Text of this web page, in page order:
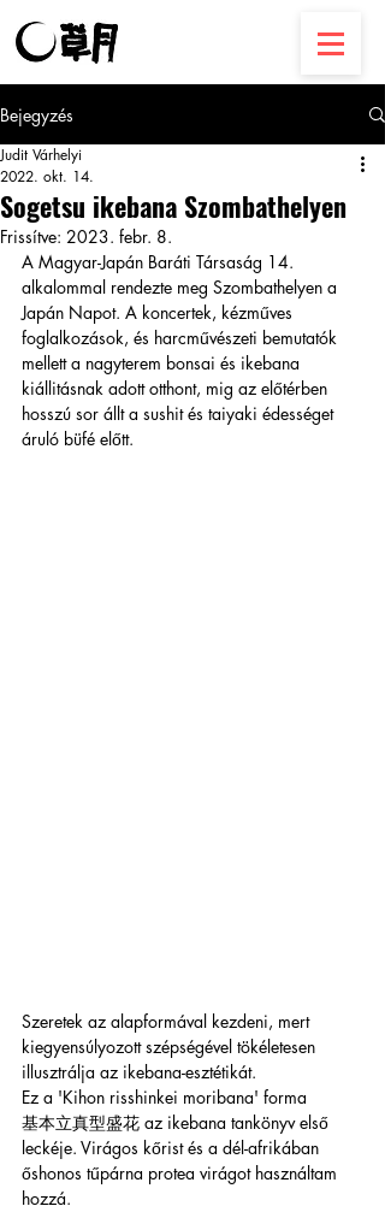
Bejegyzés
Sogetsu ikebana Szombathelyen
Judit Várhelyi
2022. okt. 14.
Frissítve: 2023. febr. 8.
A Magyar-Japán Baráti Társaság 14.
alkalommal rendezte meg Szombathelyen a
Japán Napot. A koncertek, kézműves
foglalkozások, és harcművészeti bemutatók
mellett a nagyterem bonsai és ikebana
kiállitásnak adott otthont, mig az előtérben
hosszú sor állt a sushit és taiyaki édességet
áruló büfé előtt.
Szeretek az alapformával kezdeni, mert
kiegyensúlyozott szépségével tökéletesen
illusztrálja az ikebana-esztétikát.
Ez a 'Kihon risshinkei moribana' forma
基本立真型盛花 az ikebana tankönyv első
leckéje. Virágos kőrist és a dél-afrikában
őshonos tűpárna protea virágot használtam
hozzá.